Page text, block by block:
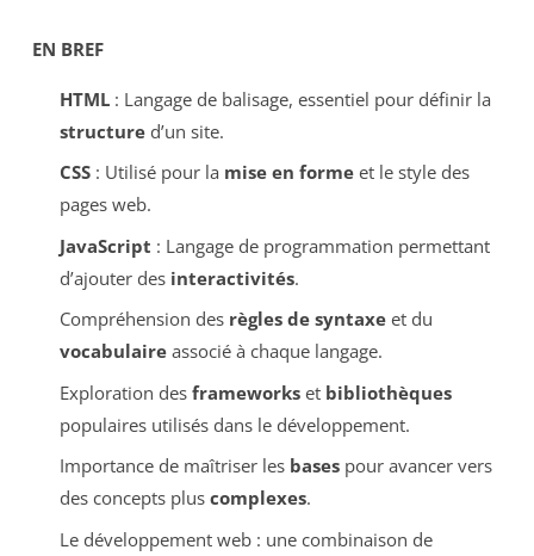
EN BREF
HTML: Langage de balisage, essentiel pour définir la
structured’un site.
CSS: Utilisé pour la mise en formeet le style des
pages web.
JavaScript : Langage de programmation permettant
d’ajouter des interactivités.
Compréhension des règles de syntaxeet du
vocabulaireassocié à chaque langage.
Exploration des frameworkset bibliothèques
populaires utilisés dans le développement.
Importance de maîtriser les basespour avancer vers
des concepts plus complexes.
Le développement web : une combinaison de